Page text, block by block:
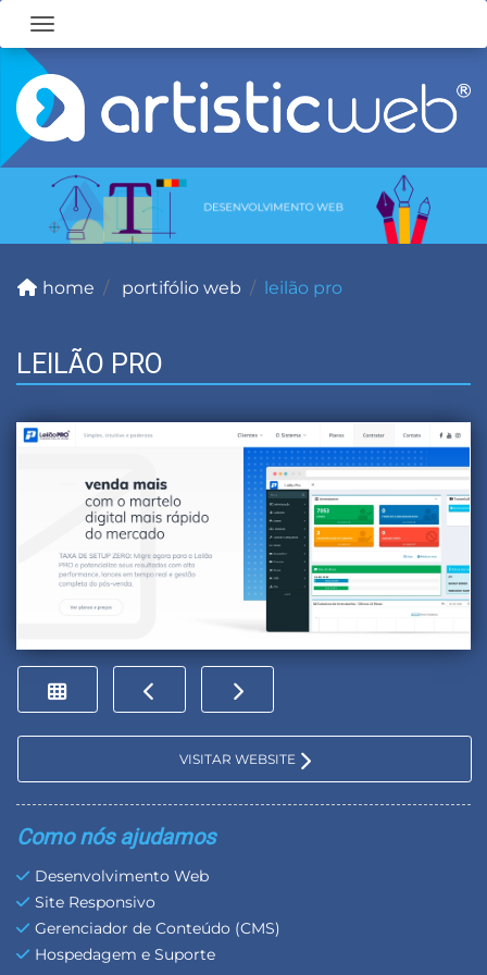
Toggle navigation
home portifólio web leilão pro
LEILÃO PRO
VISITAR WEBSITE
Como nós ajudamos
Desenvolvimento Web
Site Responsivo
Gerenciador de Conteúdo (CMS)
Hospedagem e Suporte